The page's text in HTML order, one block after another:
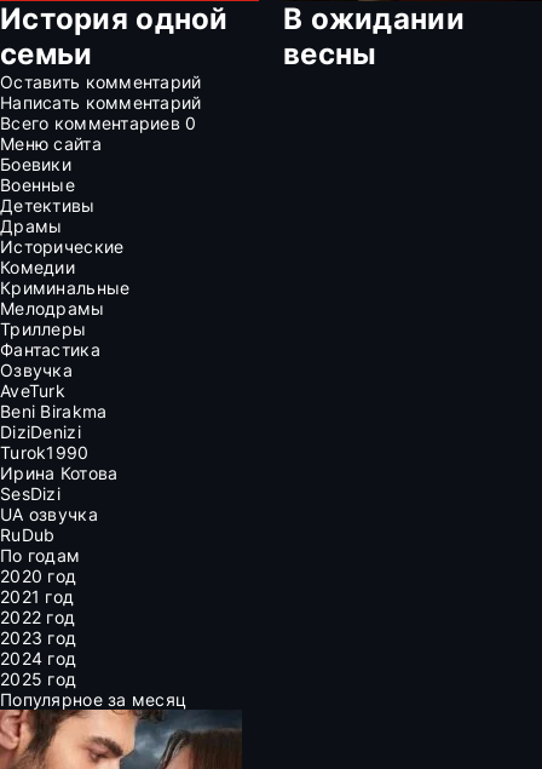
История одной
семьи
В ожидании
весны
Оставить комментарий
Написать комментарий
Всего комментариев0
Меню сайта
Боевики
Военные
Детективы
Драмы
Исторические
Комедии
Криминальные
Мелодрамы
Триллеры
Фантастика
Озвучка
AveTurk
Beni Birakma
DiziDenizi
Turok1990
Ирина Котова
SesDizi
UA озвучка
RuDub
По годам
2020 год
2021 год
2022 год
2023 год
2024 год
2025 год
Популярное за месяц